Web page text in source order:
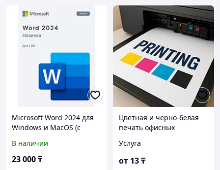
Microsoft Word 2024 для
Windows и MacOS (с
В наличии
23 000₸
Цветная и черно-белая
печать офисных
JPG, Excel
Услуга
от 13₸